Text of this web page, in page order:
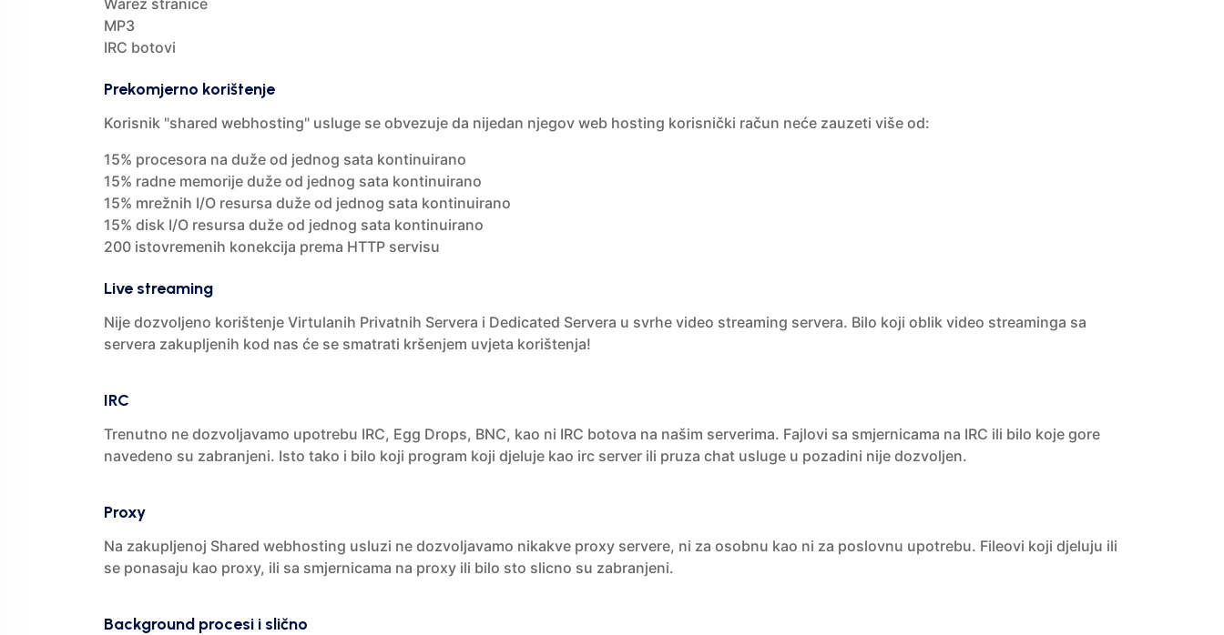
Warez stranice
MP3
IRC botovi
Prekomjerno korištenje
Korisnik "shared webhosting" usluge se obvezuje da nijedan njegov web hosting korisnički račun neće zauzeti više od:
15% procesora na duže od jednog sata kontinuirano
15% radne memorije duže od jednog sata kontinuirano
15% mrežnih I/O resursa duže od jednog sata kontinuirano
15% disk I/O resursa duže od jednog sata kontinuirano
200 istovremenih konekcija prema HTTP servisu
Live streaming
Nije dozvoljeno korištenje Virtulanih Privatnih Servera i Dedicated Servera u svrhe video streaming servera. Bilo koji oblik video streaminga sa
servera zakupljenih kod nas će se smatrati kršenjem uvjeta korištenja!
IRC
Trenutno ne dozvoljavamo upotrebu IRC, Egg Drops, BNC, kao ni IRC botova na našim serverima. Fajlovi sa smjernicama na IRC ili bilo koje gore
navedeno su zabranjeni. Isto tako i bilo koji program koji djeluje kao irc server ili pruza chat usluge u pozadini nije dozvoljen.
Proxy
Na zakupljenoj Shared webhosting usluzi ne dozvoljavamo nikakve proxy servere, ni za osobnu kao ni za poslovnu upotrebu. Fileovi koji djeluju ili
se ponasaju kao proxy, ili sa smjernicama na proxy ili bilo sto slicno su zabranjeni.
Background procesi i slično